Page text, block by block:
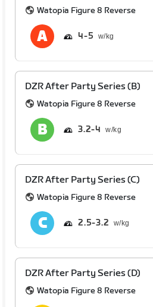
Watopia Figure 8 Reverse
4 5
DZR After Party Series (B)
Watopia Figure 8 Reverse
3.2 4
DZR After Party Series (C)
Watopia Figure 8 Reverse
2.5 3.2
DZR After Party Series (D)
Watopia Figure 8 Reverse